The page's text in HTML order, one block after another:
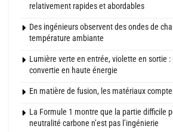
relativement rapides et abordables
Des ingénieurs observent des ondes de
température ambiante
Lumière verte en entrée, violette en sortie
convertie en haute énergie
En matière de fusion, les matériaux
La Formule 1 montre que la partie difficile
neutralité carbone n’est pas l’ingénierie